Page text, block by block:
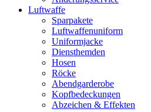
Luftwaffe
Sparpakete
Luftwaffenuniform
Uniformjacke
Diensthemden
Hosen
Röcke
Abendgarderobe
Kopfbedeckungen
Abzeichen & Effekten